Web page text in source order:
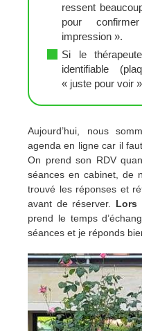
ressent
pour
impression ».
Si le
identifiable
« juste pour voir
Aujourd’hui, nous
agenda en ligne car il
On prend son RDV
séances en cabinet, de
trouvé les réponses et
avant de réserver. Lors
prend le temps
séances et je réponds